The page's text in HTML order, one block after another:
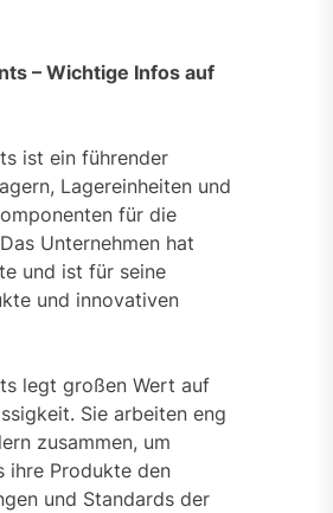
– Wichtige Infos auf
ist ein führender
Lagereinheiten und
für die
Unternehmen hat
und ist für seine
und innovativen
legt großen Wert auf
Sie arbeiten eng
zusammen, um
ihre Produkte den
und Standards der